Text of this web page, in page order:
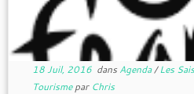
18 Juil, 2016dans Agenda/Les
Tourismepar Chris